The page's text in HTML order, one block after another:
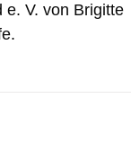
e. V. von Brigitte